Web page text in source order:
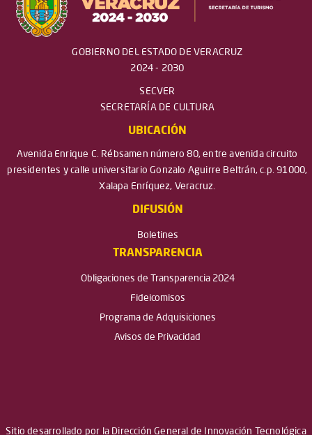
GOBIERNO DEL ESTADO DE VERACRUZ
2024 - 2030
SECVER
SECRETARÍA DE CULTURA
UBICACIÓN
Avenida Enrique C. Rébsamen número 80, entre avenida circuito
presidentes y calle universitario Gonzalo Aguirre Beltrán, c.p. 91000,
Xalapa Enríquez, Veracruz.
DIFUSIÓN
Boletines
TRANSPARENCIA
Obligaciones de Transparencia 2024
Fideicomisos
Programa de Adquisiciones
Avisos de Privacidad
Sitio desarrollado por la Dirección General de Innovación Tecnológica